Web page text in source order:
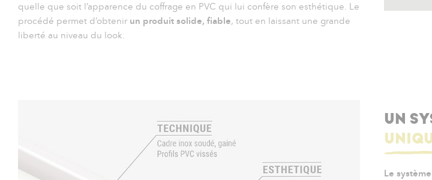
quelle que soit l’apparence du coffrage en PVC qui lui confère son esthétique. Le
procédé permet d’obtenir un produit solide, fiable, tout en laissant une grande
liberté au niveau du look.
UN
Le